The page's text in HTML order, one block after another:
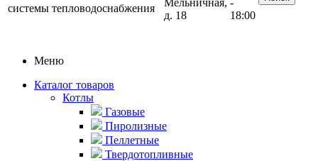
системы тепловодоснабжения
Мельничная,
д. 18
-
18:00
Меню
Каталог товаров
Котлы
Газовые
Пиролизные
Пеллетные
Твердотопливные